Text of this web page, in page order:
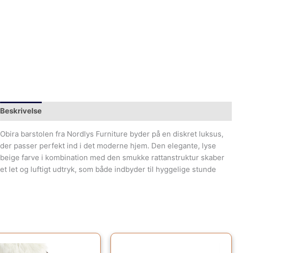
Beskrivelse
Obira barstolen fra Nordlys Furniture byder på en diskret luksus,
der passer perfekt ind i det moderne hjem. Den elegante, lyse
beige farve i kombination med den smukke rattanstruktur skaber
et let og luftigt udtryk, som både indbyder til hyggelige stunde